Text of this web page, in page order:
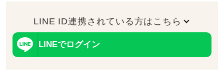
LINE ID連携されている方はこちら
LINEでログイン